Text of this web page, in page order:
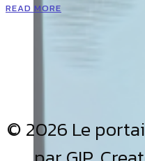
READ MORE
© 2026 Le